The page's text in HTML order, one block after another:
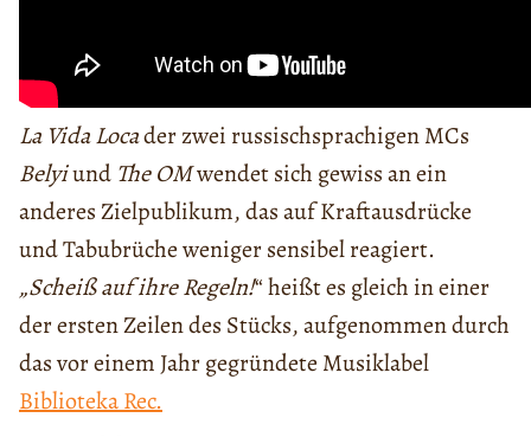
La Vida Locader zwei russischsprachigen MCs
Belyiund The OMwendet sich gewiss an ein
anderes Zielpublikum, das auf Kraftausdrücke
und Tabubrüche weniger sensibel reagiert.
„Scheiß auf ihre Regeln!“ heißt es gleich in einer
der ersten Zeilen des Stücks, aufgenommen durch
das vor einem Jahr gegründete Musiklabel
Biblioteka Rec.